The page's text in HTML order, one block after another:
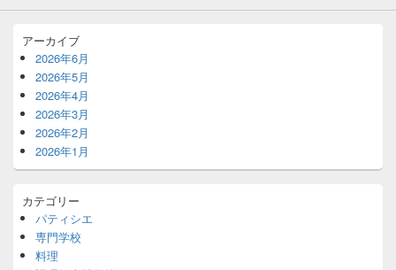
アーカイブ
2026年6月
2026年5月
2026年4月
2026年3月
2026年2月
2026年1月
カテゴリー
パティシエ
専門学校
料理